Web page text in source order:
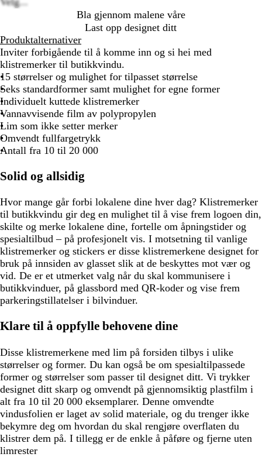
Bla gjennom malene våre
Last opp designet ditt
Produktalternativer
Inviter forbigående til å komme inn og si hei med
klistremerker til butikkvindu.
15 størrelser og mulighet for tilpasset størrelse
Seks standardformer samt mulighet for egne former
Individuelt kuttede klistremerker
Vannavvisende film av polypropylen
Lim som ikke setter merker
Omvendt fullfargetrykk
Antall fra 10 til 20 000
Solid og allsidig
Hvor mange går forbi lokalene dine hver dag? Klistremerker
til butikkvindu gir deg en mulighet til å vise frem logoen din,
skilte og merke lokalene dine, fortelle om åpningstider og
spesialtilbud – på profesjonelt vis. I motsetning til vanlige
klistremerker og stickers er disse klistremerkene designet for
bruk på innsiden av glasset slik at de beskyttes mot vær og
vid. De er et utmerket valg når du skal kommunisere i
butikkvinduer, på glassbord med QR-koder og vise frem
parkeringstillatelser i bilvinduer.
Klare til å oppfylle behovene dine
Disse klistremerkene med lim på forsiden tilbys i ulike
størrelser og former. Du kan også be om spesialtilpassede
former og størrelser som passer til designet ditt. Vi trykker
designet ditt skarp og omvendt på gjennomsiktig plastfilm i
alt fra 10 til 20 000 eksemplarer. Denne omvendte
vindusfolien er laget av solid materiale, og du trenger ikke
bekymre deg om hvordan du skal rengjøre overflaten du
klistrer dem på. I tillegg er de enkle å påføre og fjerne uten
limrester